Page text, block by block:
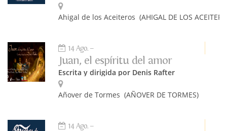
Ahigal de los Aceiteros (AHIGAL DE LOS
14 Ago.
Juan, el espíritu del amor
Escrita y dirigida por Denis Rafter
Añover de Tormes (AÑOVER DE TORMES)
14 Ago.